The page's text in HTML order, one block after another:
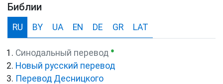
Библии
RU BY UA EN DE GR LAT
Синодальный перевод ●
Новый русский перевод
Перевод Десницкого